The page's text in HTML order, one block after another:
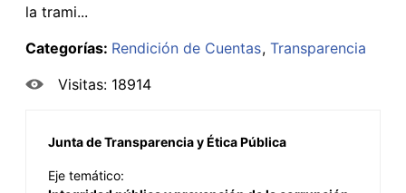
la trami...
Categorías: Rendición de Cuentas Transparencia
Visitas: 18914
Junta de Transparencia y Ética Pública
Eje temático: